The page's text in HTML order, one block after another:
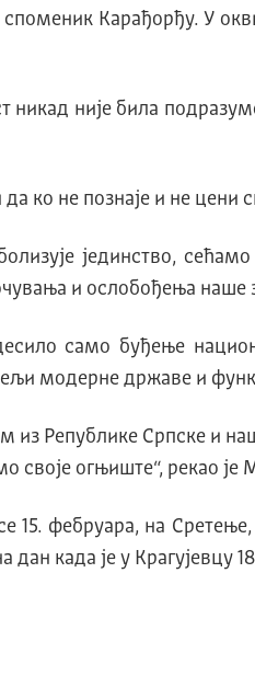
Карађорђу. У
није била
ко не познаје и не
јединство,
и ослобођења наше
само буђење
модерне државе и
из Републике Српске и
своје огњиште“, рекао је
15. фебруара, на
када је у Крагујевцу